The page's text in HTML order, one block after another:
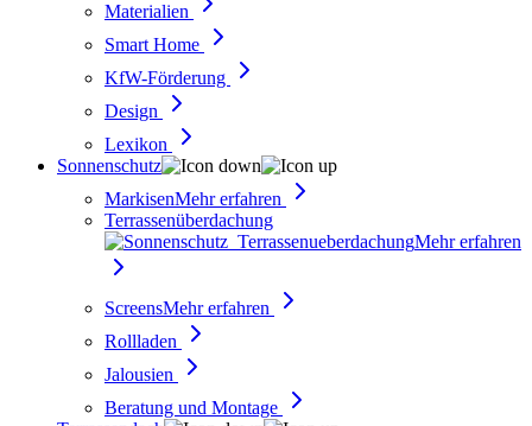
Materialien
Smart Home
KfW-Förderung
Design
Lexikon
Sonnenschutz
MarkisenMehr erfahren
Terrassenüberdachung
Mehr erfahren
ScreensMehr erfahren
Rollladen
Jalousien
Beratung und Montage